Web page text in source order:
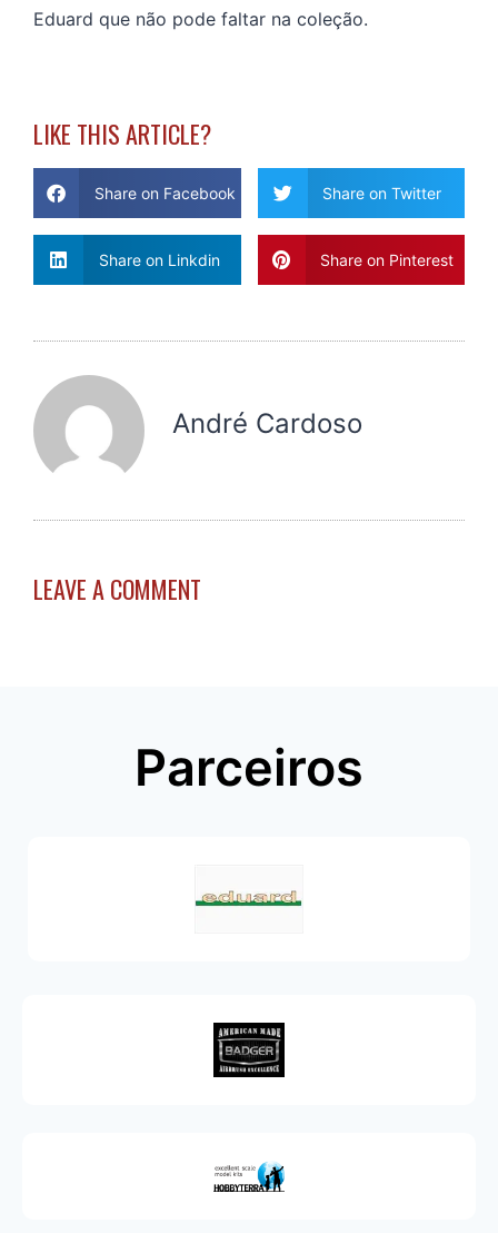
Eduard que não pode faltar na coleção.
LIKE THIS ARTICLE?
Share on Facebook Share on Twitter
Share on Linkdin Share on Pinterest
André Cardoso
LEAVE A COMMENT
Parceiros